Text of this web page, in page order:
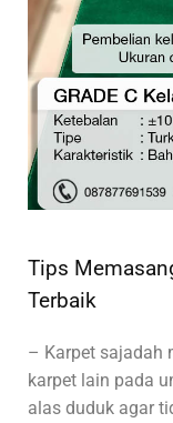
Tips
Terbaik
– Karpet sajadah
karpet lain pada
alas duduk agar